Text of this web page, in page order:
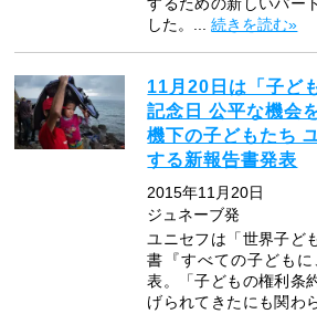
するための新しいパー
した。...続きを読む»
11月20日は「子ど
記念日 公平な機会
機下の子どもたち
する新報告書発表
2015年11月20日
ジュネーブ発
ユニセフは「世界子ど
書『すべての子ども
表。「子どもの権利条
げられてきたにも関わ